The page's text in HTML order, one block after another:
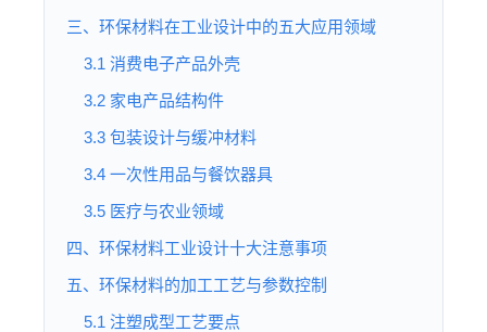
三、环保材料在工业设计中的五大应用领域
3.1 消费电子产品外壳
3.2 家电产品结构件
3.3 包装设计与缓冲材料
3.4 一次性用品与餐饮器具
3.5 医疗与农业领域
四、环保材料工业设计十大注意事项
五、环保材料的加工工艺与参数控制
5.1 注塑成型工艺要点